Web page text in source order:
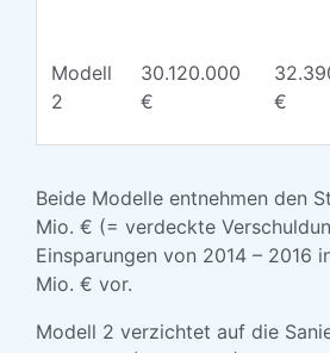
Modell
2
30.120.000
€
€
Beide Modelle entnehmen den
Mio. € (= verdeckte
Einsparungen von 2014 – 2016
Mio. € vor.
Modell 2 verzichtet auf die